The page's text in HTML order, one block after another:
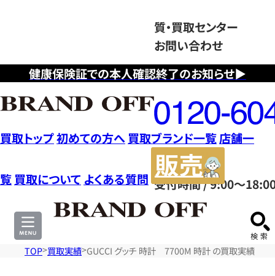
健康保険証での本人確認終了のお知らせ▶
質・買取センター
お問い合わせ
フ
リ
ー
ダ
イ
ヤ
ル
0120604117
受付時間 / 9:00～
買取トップ初めての方へ 買取ブランド一覧店舗一
覧 買取について よくある質問
サ
TOP 買取実績 GUCCI グッチ 時計 7700M 時計 の買取実績